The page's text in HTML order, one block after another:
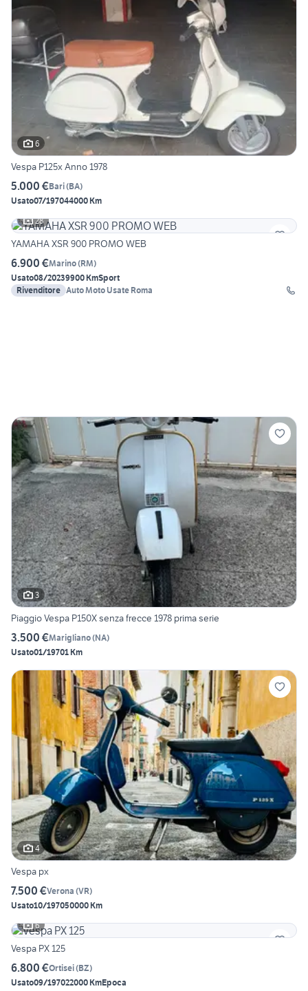
6
Vespa P125x Anno 1978
5.000 €Bari(BA)
Usato07/197044000 Km
28
YAMAHA XSR 900 PROMO WEB
6.900 €Marino(RM)
Usato08/20239900 KmSport
Rivenditore Auto Moto Usate Roma
3
Piaggio Vespa P150X senza frecce 1978 prima serie
3.500 €Marigliano(NA)
Usato01/19701 Km
4
Vespa px
7.500 €Verona (VR)
Usato10/197050000 Km
6
Vespa PX 125
6.800 €Ortisei(BZ)
Usato09/197022000 KmEpoca